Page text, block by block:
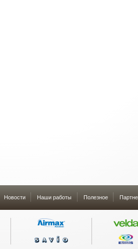
Новости Наши работы Полезное